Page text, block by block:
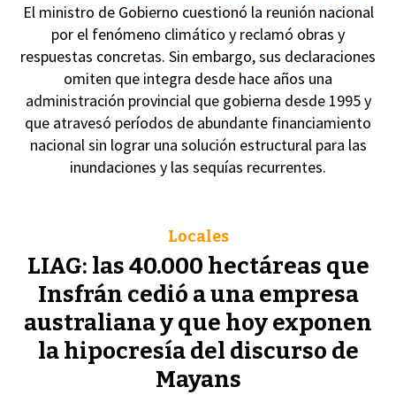
El ministro de Gobierno cuestionó la reunión nacional
por el fenómeno climático y reclamó obras y
respuestas concretas. Sin embargo, sus declaraciones
omiten que integra desde hace años una
administración provincial que gobierna desde 1995 y
que atravesó períodos de abundante financiamiento
nacional sin lograr una solución estructural para las
inundaciones y las sequías recurrentes.
LIAG: las 40.000 hectáreas que
Insfrán cedió a una empresa
australiana y que hoy exponen
la hipocresía del discurso de
Mayans
Locales